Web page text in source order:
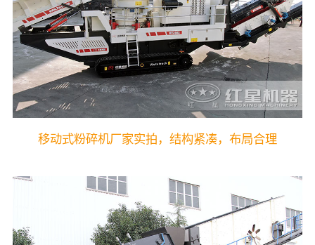
移动式粉碎机厂家实拍，结构紧凑，布局合理